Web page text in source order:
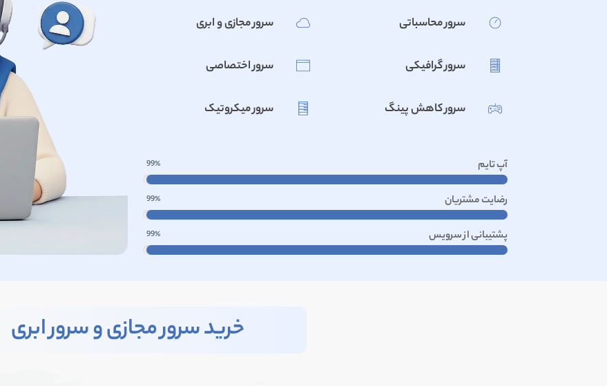
سرور مجازی و ابری سرور محاسباتی
سرور اختصاصی سرور گرافیکی
سرور میکروتیک سرور کاهش پینگ
آپ تایم 99%
رضایت مشتریان 99%
پشتیبانی از سرویس 99%
خرید سرور مجازی و سرور ابری